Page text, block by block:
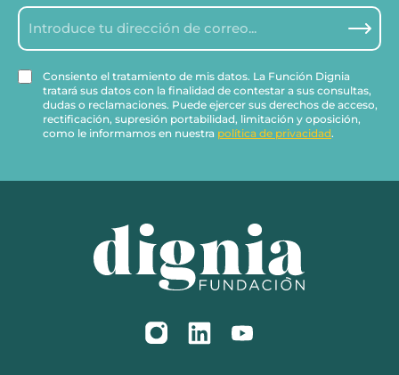
Consiento el tratamiento de mis datos. La Función Dignia
tratará sus datos con la finalidad de contestar a sus consultas,
dudas o reclamaciones. Puede ejercer sus derechos de acceso,
rectificación, supresión portabilidad, limitación y oposición,
como le informamos en nuestra política de privacidad.